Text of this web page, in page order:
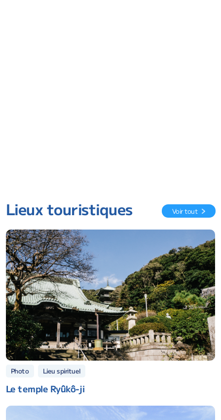
Lieux touristiques Voir tout
Photo Lieu spirituel
Le temple Ryûkô-ji